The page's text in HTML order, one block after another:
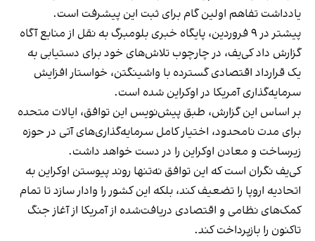
یادداشت تفاهم اولین گام برای ثبت این پیشرفت است.
پیشتر در ۹ فروردین، پایگاه خبری بلومبرگ به نقل از منابع آگاه
گزارش داد کی‌یف، در چارچوب تلاش‌های خود برای دستیابی به
یک قرارداد اقتصادی گسترده با واشینگتن، خواستار افزایش
سرمایه‌گذاری آمریکا در اوکراین شده است.
بر اساس این گزارش، طبق پیش‌نویس این توافق، ایالات متحده
برای مدت نامحدود، اختیار کامل سرمایه‌گذاری‌های آتی در حوزه
زیرساخت و معادن اوکراین را در دست خواهد داشت.
کی‌یف نگران است که این توافق نه‌تنها روند پیوستن اوکراین به
اتحادیه اروپا را تضعیف کند، بلکه این کشور را وادار سازد تا تمام
کمک‌های نظامی و اقتصادی دریافت‌شده از آمریکا از آغاز جنگ
تاکنون را بازپرداخت کند.